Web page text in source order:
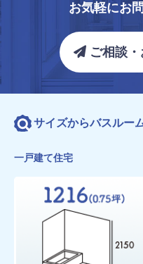
お気軽にお
ご相談・
サイズからバスルー
一戸建て住宅